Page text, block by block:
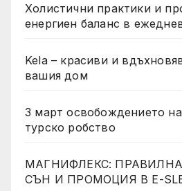
Холистични практики и
енергиен баланс в
Kela – красиви и
вашия дом
3 март освобождението
турско робство
МАГНИФЛЕКС:
СЪН И ПРОМОЦИЯ В Е-